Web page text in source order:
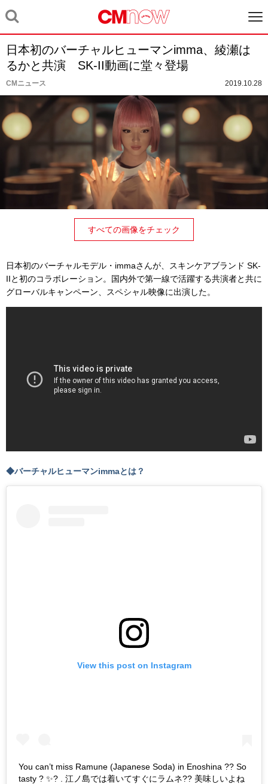
日本初のバーチャルヒューマンimma、綾瀬は
るかと共演 SK-II動画に堂々登場
CMニュース 2019.10.28
すべての画像をチェック
日本初のバーチャルモデル・immaさんが、スキンケアブランド SK-
IIと初のコラボレーション。国内外で第一線で活躍する共演者と共に
グローバルキャンペーン、スペシャル映像に出演した。
◆バーチャルヒューマンimmaとは？
View this post on Instagram
You can’t miss Ramune (Japanese Soda) in Enoshina ?? So
tasty ? ✨? . 江ノ島では着いてすぐにラムネ?? 美味しいよね